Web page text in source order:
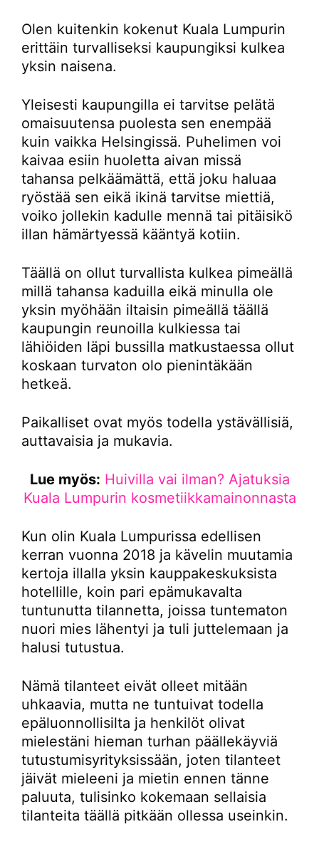
Olen kuitenkin kokenut Kuala Lumpurin
erittäin turvalliseksi kaupungiksi kulkea
yksin naisena.
Yleisesti kaupungilla ei tarvitse pelätä
omaisuutensa puolesta sen enempää
kuin vaikka Helsingissä. Puhelimen voi
kaivaa esiin huoletta aivan missä
tahansa pelkäämättä, että joku haluaa
ryöstää sen eikä ikinä tarvitse miettiä,
voiko jollekin kadulle mennä tai pitäisikö
illan hämärtyessä kääntyä kotiin.
Täällä on ollut turvallista kulkea pimeällä
millä tahansa kaduilla eikä minulla ole
yksin myöhään iltaisin pimeällä täällä
kaupungin reunoilla kulkiessa tai
lähiöiden läpi bussilla matkustaessa ollut
koskaan turvaton olo pienintäkään
hetkeä.
Paikalliset ovat myös todella ystävällisiä,
auttavaisia ja mukavia.
Lue myös: Huivilla vai ilman? Ajatuksia
Kuala Lumpurin kosmetiikkamainonnasta
Kun olin Kuala Lumpurissa edellisen
kerran vuonna 2018 ja kävelin muutamia
kertoja illalla yksin kauppakeskuksista
hotellille, koin pari epämukavalta
tuntunutta tilannetta, joissa tuntematon
nuori mies lähentyi ja tuli juttelemaan ja
halusi tutustua.
Nämä tilanteet eivät olleet mitään
uhkaavia, mutta ne tuntuivat todella
epäluonnollisilta ja henkilöt olivat
mielestäni hieman turhan päällekäyviä
tutustumisyrityksissään, joten tilanteet
jäivät mieleeni ja mietin ennen tänne
paluuta, tulisinko kokemaan sellaisia
tilanteita täällä pitkään ollessa useinkin.